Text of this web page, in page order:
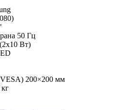
50 Гц
Вт)
200×200 мм